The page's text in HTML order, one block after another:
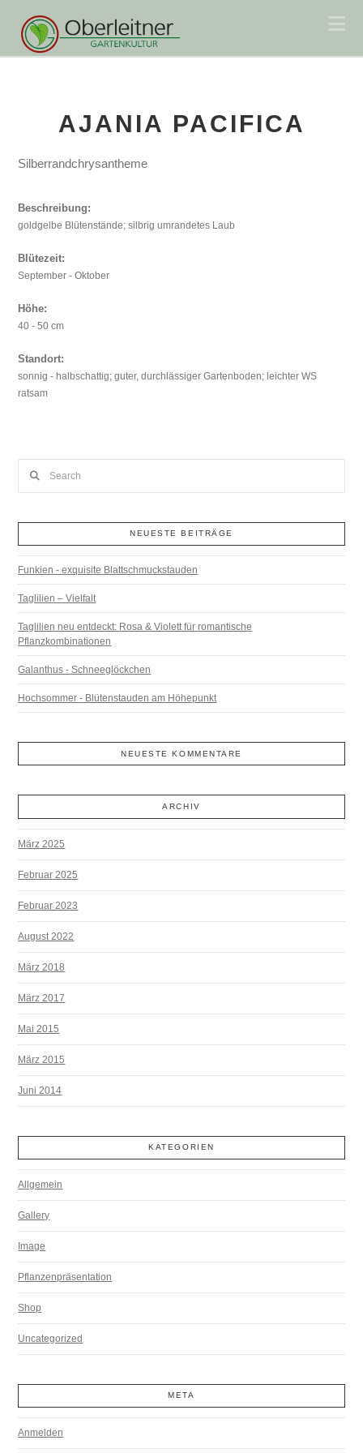
AJANIA PACIFICA
Silberrandchrysantheme
Beschreibung:
goldgelbe Blütenstände; silbrig umrandetes Laub
Blütezeit:
September - Oktober
Höhe:
40 - 50 cm
Standort:
sonnig - halbschattig; guter, durchlässiger Gartenboden; leichter WS
ratsam
NEUESTE BEITRÄGE
Funkien - exquisite Blattschmuckstauden
Taglilien – Vielfalt
Taglilien neu entdeckt: Rosa & Violett für romantische
Pflanzkombinationen
Galanthus - Schneeglöckchen
Hochsommer - Blütenstauden am Höhepunkt
NEUESTE KOMMENTARE
ARCHIV
März 2025
Februar 2025
Februar 2023
August 2022
März 2018
März 2017
Mai 2015
März 2015
Juni 2014
KATEGORIEN
Allgemein
Gallery
Image
Pflanzenpräsentation
Shop
Uncategorized
META
Anmelden